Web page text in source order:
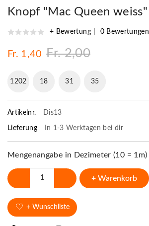
Knopf "Mac Queen weiss"
+ Bewertung 0 Bewertungen
Fr. 1,40 Fr. 2,00
1202 18 31 34
Artikelnr. Dis13
Lieferung In 1-3 Werktagen bei dir
Mengenangabe in Dezimeter (10 = 1m)
+ Warenkorb
+ Wunschliste